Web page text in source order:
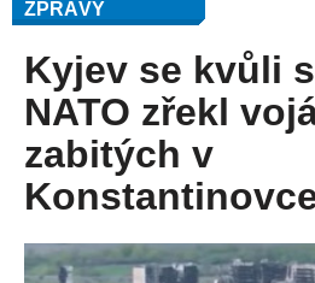
ZPRÁVY
Kyjev se kvůli
NATO zřekl
zabitých v